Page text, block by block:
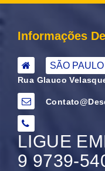
Informações
SÃO
Rua Glauco
LIGUE
9 9739-